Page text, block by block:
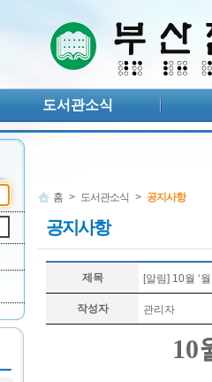
도서관소식
홈 > 도서관소식 > 공지사항
공지사항
제목 [알림] 10월 ‘
작성자 관리자
10